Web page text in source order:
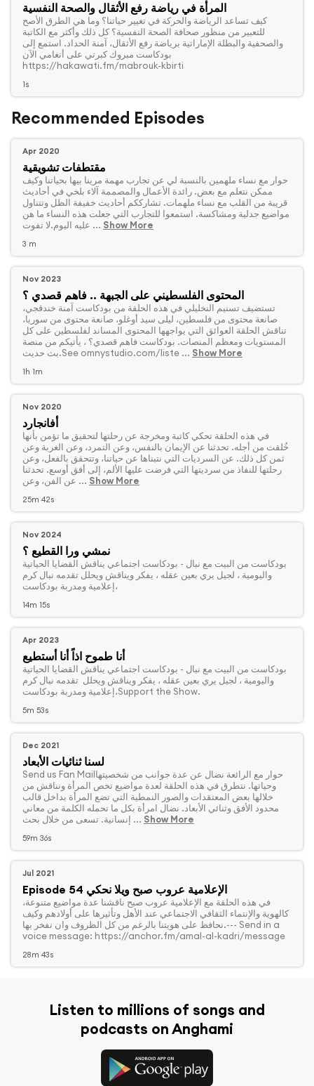
المرأة في رياضة رفع الأثقال والصحة النفسية
‏كيف تساعد الرياضة والحركة في تغيير حياتنا؟ وما هي الطرق الأصح
للتعبير من منظور صحافة الصحة النفسية؟ كل ذلك وأكثر مع الكاتبة
والصحفية والبطلة الإماراتية برياضة رفع الأثقال، آمنة الحداد. استمع إلى
بودكاست مبروك كبرتي على أنغامي الآن
https://hakawati.fm/mabrouk-kbirti
1s
Recommended Episodes
Apr 2020
مقتطفات تشويقية
‏حوار مع نساء ملهمين بالنسبة لي عن تجارب مهمة مرينا بيها بحياتنا وكيف
ممكن نتعلم مع بعض. رائدة الأعمال والمصممة آلاء بلخي في أحاديث
قريبة من القلب مع نساء ملهمات. تشارككم أحاديث خفيفة الظل وتتناول
مواضيع جدلية ومشاكسة. استمعوا للتجارب التي جعلت هذه النساء ما هن
عليه اليوم.لا تفوت ... Show More
3 m
Nov 2023
المحتوى الفلسطيني على الجبهة .. فاهم قصدي ؟
‏تستضيف تسنيم النخليلي في هذه الحلقة من بودكاست آمنة خندقجي،
صانعة محتوى من فلسطين، ليلى سيد أوغلو، صانعة محتوى من سوريا،
تناقش الحلقة العوائق التي يواجهها المحتوى المساند لفلسطين على كل
المستويات ومعظم المنصات. بودكاست فاهم قصدي؟ ، يأتيكم من منصة
بث حديث.See omnystudio.com/liste ... Show More
1h 1m
Nov 2020
أفانجارد
‏في هذه الحلقة تحكي كاتبة ومخرجة عن رحلتها لتحقيق ما تؤمن بأنها
خُلقت من أجله. تحدثنا عن الإيمان بالنفس، وعن التمرد، وعن الغربة وعن
ثمن كل ذلك. عن السرديات التي نتبناها عن حياتنا، وتتحقق بالفعل، وعن
رحلتها للنفاذ من سرديتها التي فرضت عليها الألم، إلى أفق أوسع. تحدثنا
عن الفن، وعن ... Show More
25m 42s
Nov 2024
نمشي ورا القطيع ؟
‏بودكاست من البيت مع نبال - بودكاست اجتماعي يناقش القضايا الحياتية
واليومية ، لجيل يري بعين عقله ، يفكر ويناقش ويحلل تقدمه نبال كرم
14m 15s
Apr 2023
أنا طموح اذاً أنا أستطيع
‏بودكاست من البيت مع نبال - بودكاست اجتماعي يناقش القضايا الحياتية
واليومية ، لجيل يري بعين عقله ، يفكر ويناقش ويحلل تقدمه نبال كرم
،إعلامية ومدربة بودكاستSupport the Show.
5m 53s
Dec 2021
لسنا ثنائيات الأبعاد
وحياتها. نتطرق في هذه الحلقة لعدة مواضيع تخص المرأة ونناقش من
خلالها بعض المعتقدات والصور النمطية التي تضع المرأة بداخل قالب
محدود الأفق وثنائي الأبعاد. نضال امرأة بكل ما تحمله الكلمة من معاني
إنسانية. تسعى من خلال بحث ... Show More
59m 36s
Jul 2021
Episode 54 الإعلامية عروب صبح ويلا نحكي
‏في هذه الحلقة مع الإعلامية عروب صبح ناقشنا عدة مواضيع متنوعة،
كالهوية والإنتماء الثقافي الاجتماعي عند الأهل وتأثيرها على أولادهم وكيف
نحافظ على هويتنا بالرغم من كل الظروف وان نفخر بها.--- Send in a
voice message: https://anchor.fm/amal-al-kadri/message
28m 43s
Listen to millions of songs and
podcasts on Anghami